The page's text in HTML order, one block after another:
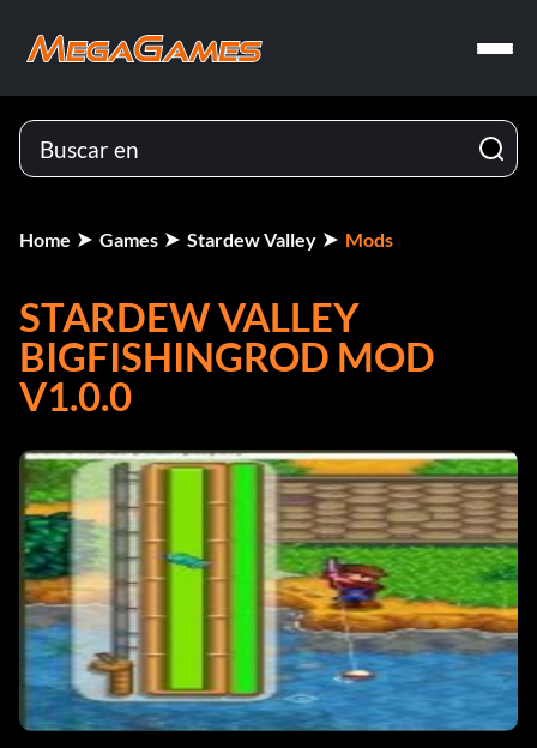
Home Games Stardew Valley Mods
STARDEW VALLEY
BIGFISHINGROD MOD
V1.0.0